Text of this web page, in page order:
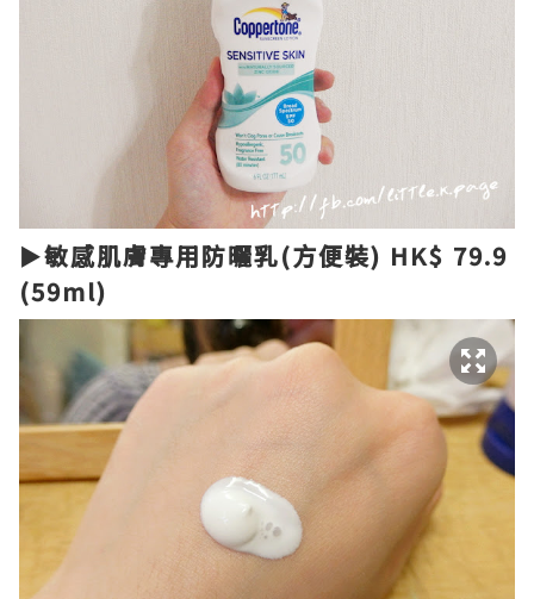
►敏感肌膚專用防曬乳(方便裝) HK$ 79.9
(59ml)